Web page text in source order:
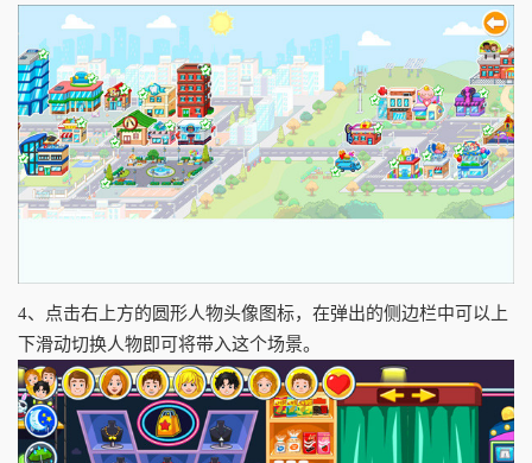
4、点击右上方的圆形人物头像图标，在弹出的侧边栏中可以上
下滑动切换人物即可将带入这个场景。